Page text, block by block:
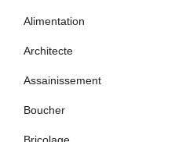
Alimentation
Architecte
Assainissement
Boucher
Bricolage